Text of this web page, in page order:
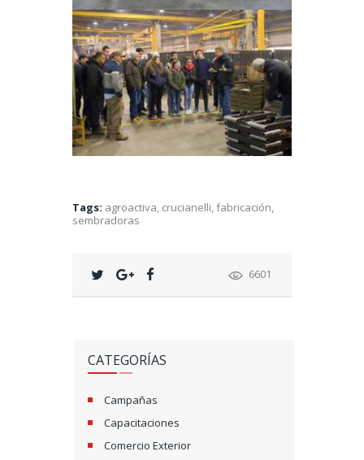
Tags: agroactiva, crucianelli,fabricación,
sembradoras
6601
CATEGORÍAS
Campañas
Capacitaciones
Comercio Exterior